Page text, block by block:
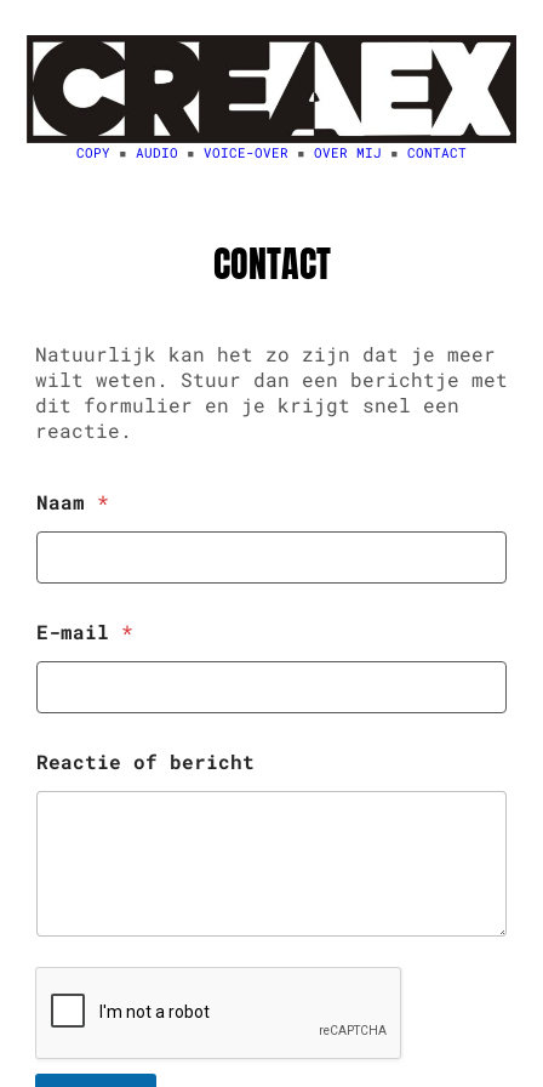
naar
inhoud
COPY ▪️ AUDIO ▪️ VOICE-OVER ▪️ OVER MIJ ▪️ CONTACT
CONTACT
Natuurlijk kan het zo zijn dat je meer
wilt weten. Stuur dan een berichtje met
dit formulier en je krijgt snel een
reactie.
Naam *
E-mail *
Reactie of bericht